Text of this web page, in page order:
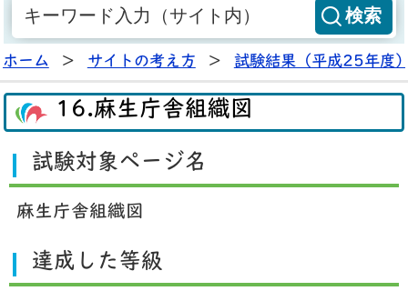
ホーム > サイトの考え方 > 試験結果（平成25年度
16.麻生庁舎組織図
試験対象ページ名
麻生庁舎組織図
達成した等級